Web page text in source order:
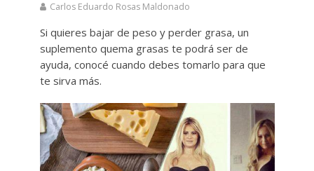
Carlos Eduardo Rosas Maldonado
Si quieres bajar de peso y perder grasa, un
suplemento quema grasas te podrá ser de
ayuda, conocé cuando debes tomarlo para que
te sirva más.